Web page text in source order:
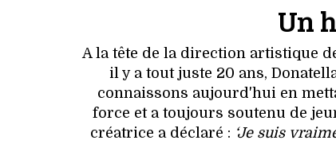
Un
A la tête de la direction artistique
il y a tout juste 20 ans,
connaissons aujourd'hui en
force et a toujours soutenu de
créatrice a déclaré : ‘Je suis